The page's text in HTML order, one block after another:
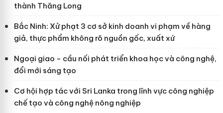
thành Thăng Long
Bắc Ninh: Xử phạt 3 cơ sở kinh doanh vi phạm về hàng
giả, thực phẩm không rõ nguồn gốc, xuất xứ
Ngoại giao - cầu nối phát triển khoa học và công nghệ,
đổi mới sáng tạo
Cơ hội hợp tác với Sri Lanka trong lĩnh vực công nghiệp
chế tạo và công nghệ nông nghiệp